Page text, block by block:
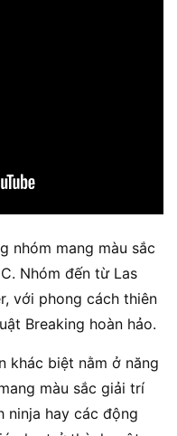
nhóm mang màu sắc
Nhóm đến từ Las
với phong cách thiên
Breaking hoàn hảo.
khác biệt nằm ở năng
màu sắc giải trí
ninja hay các động